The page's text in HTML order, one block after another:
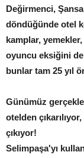
Değirmenci,
döndüğünde otel
kamplar,
oyuncu eksiğini
bunlar tam 25 yıl
Günümüz
otelden
çıkıyor!
Selimpaşa'yı